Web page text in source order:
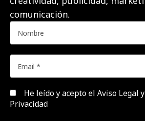
comunicación.
He leído y acepto el Aviso Legal
Privacidad